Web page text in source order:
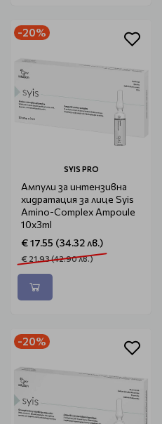
-20%
SYIS PRO
Ампули за интензивна
хидратация за лице Syis
Amino-Complex Ampoule
10x3ml
€ 17.55 (34.32 лв.)
€ 21.93 (42.90 лв.)
-20%